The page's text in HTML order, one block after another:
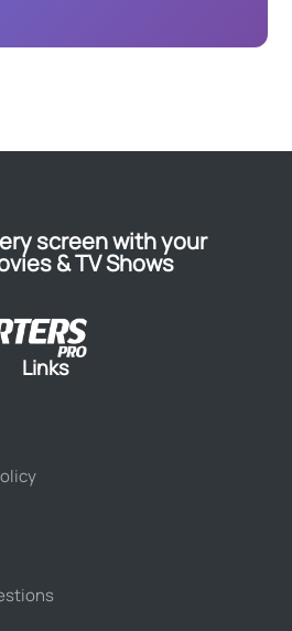
screen with your
& TV Shows
Links